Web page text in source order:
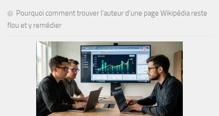
Pourquoi comment trouver l’auteur d’une page Wikipédia reste
flou et y remédier